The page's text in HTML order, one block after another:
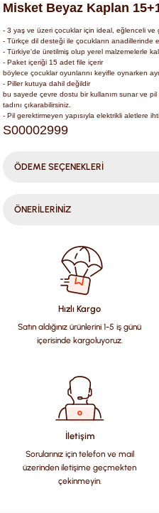
Misket Beyaz Kaplan
- 3 yaş ve üzeri çocuklar için ideal, eğlenceli ve
- Türkçe dil desteği ile çocukların anadillerinde
- Türkiye'de üretilmiş olup yerel malzemelerle
- Paket içeriği 15 adet file içerir
böylece çocuklar oyunlarını keyifle oynarken
- Piller kutuya dahil değildir
bu sayede çevre dostu bir kullanım sunar ve
tadını çıkarabilirsiniz.
- Pil gerektirmeyen yapısıyla elektrikli aletlere
S00002999
ÖDEME SEÇENEKLERİ
ÖNERİLERİNİZ
konularda yetersiz
kullanarak tarafımıza
Görüş ve önerileriniz için
Ürün resmi kalitesiz, bozuk
Ürün açıklamasında eksik
Ürün bilgilerinde hatalar
Ürün fiyatı diğer sitelerden
Bu ürüne benzer farklı
Hızlı Kargo
Satın aldığınız ürünlerini 1-5 iş günü
içerisinde kargoluyoruz.
İletişim
Sorularınız için telefon ve mail
üzerinden iletişime geçmekten
çekinmeyin.